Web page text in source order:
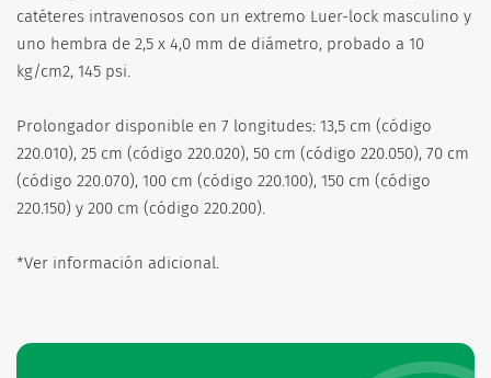
catéteres intravenosos con un extremo Luer-lock masculino y
uno hembra de 2,5 x 4,0 mm de diámetro, probado a 10
kg/cm2, 145 psi.
Prolongador disponible en 7 longitudes: 13,5 cm (código
220.010), 25 cm (código 220.020), 50 cm (código 220.050), 70 cm
(código 220.070), 100 cm (código 220.100), 150 cm (código
220.150) y 200 cm (código 220.200).
*Ver información adicional.